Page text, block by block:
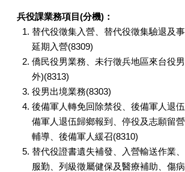
兵役課業務項目(分機)：
替代役徵集入營、替代役徵集驗退及
延期入營(8309)
僑民役男業務、未行徵兵地區來台役
外)(8313)
役男出境業務(8303)
後備軍人轉免回除禁役、後備軍人退
備軍人退伍歸鄉報到、停役及志願留
輔導、後備軍人緩召(8310)
替代役證書遺失補發、入營輸送作業
服勤、列級徵屬健保及醫療補助、傷